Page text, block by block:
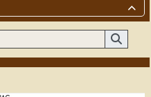
